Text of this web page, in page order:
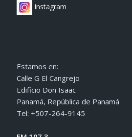
Instagram
Estamos en:
Calle G El Cangrejo
Edificio Don Isaac
Panamá, República de Panamá
Tel: +507-264-9145